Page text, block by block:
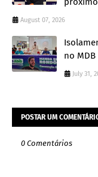
August 07, 2026
no
July 31,
POSTAR UM
0 Comentários